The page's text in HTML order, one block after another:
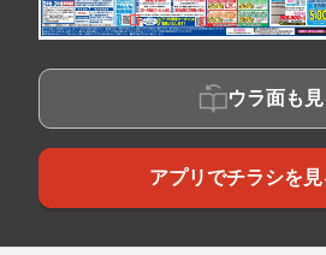
ウラ面も
アプリでチラシを